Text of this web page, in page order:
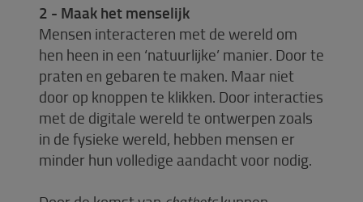
2 - Maak het menselijk
Mensen interacteren met de wereld om
hen heen in een ‘natuurlijke’ manier. Door te
praten en gebaren te maken. Maar niet
door op knoppen te klikken. Door interacties
met de digitale wereld te ontwerpen zoals
in de fysieke wereld, hebben mensen er
minder hun volledige aandacht voor nodig.